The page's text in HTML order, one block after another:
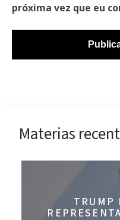
próxima vez que eu
Materias
TRUMP